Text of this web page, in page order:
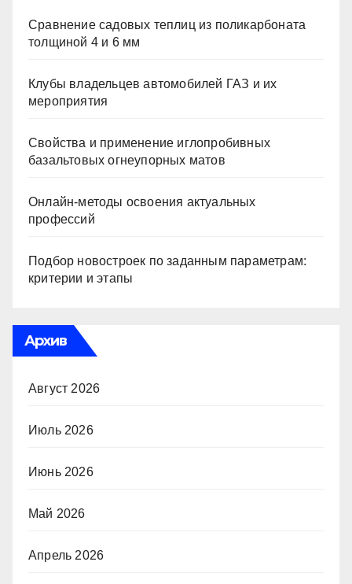
Сравнение садовых теплиц из поликарбоната
толщиной 4 и 6 мм
Клубы владельцев автомобилей ГАЗ и их
мероприятия
Свойства и применение иглопробивных
базальтовых огнеупорных матов
Онлайн-методы освоения актуальных
профессий
Подбор новостроек по заданным параметрам:
критерии и этапы
Архив
Август 2026
Июль 2026
Июнь 2026
Май 2026
Апрель 2026